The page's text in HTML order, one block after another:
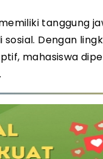
tanggung
Dengan
mahasiswa